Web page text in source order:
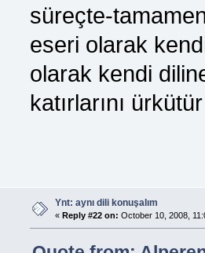
süreçte-
eseri olarak
olarak kendi
katırlarını
Ynt: aynı dili konuşalım
« Reply #22 on: October 10, 2008,